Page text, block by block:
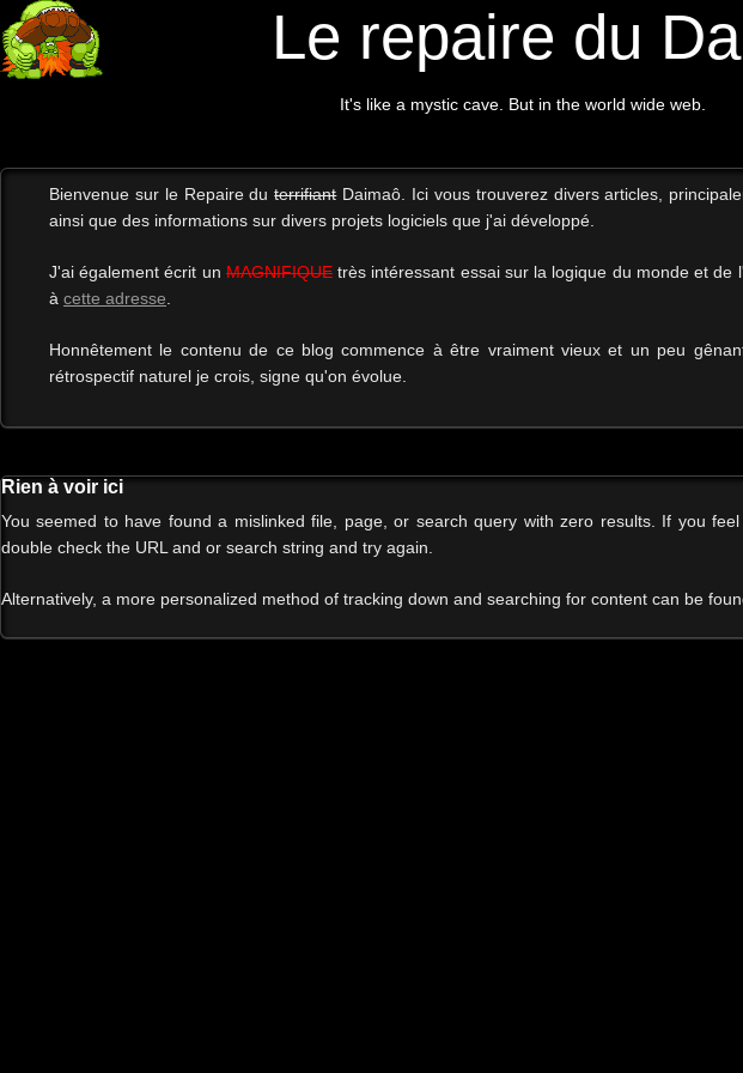
Le repaire du
It's like a mystic cave. But in the world wide web.
Bienvenue sur le Repaire duterrifiantDaimaô. Ici vous trouverez divers articles,
ainsi que des informations sur divers projets logiciels que j'ai développé.
J'ai également écrit un MAGNIFIQUEtrès intéressant essai sur la logique du monde et de
à cette adresse
Honnêtement le contenu de ce blog commence à être vraiment vieux et un peu
rétrospectif naturel je crois, signe qu'on évolue.
Rien à voir ici
You seemed to have found a mislinked file, page, or search query with zero results. If you
double check the URL and or search string and try again.
Alternatively, a more personalized method of tracking down and searching for content can be